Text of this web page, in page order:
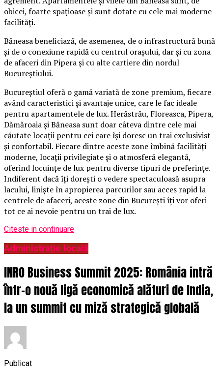
obicei, foarte spațioase și sunt dotate cu cele mai moderne
facilități.
Băneasa beneficiază, de asemenea, de o infrastructură bună
și de o conexiune rapidă cu centrul orașului, dar și cu zona
de afaceri din Pipera și cu alte cartiere din nordul
Bucureștiului.
Bucureștiul oferă o gamă variată de zone premium, fiecare
având caracteristici și avantaje unice, care le fac ideale
pentru apartamentele de lux. Herăstrău, Floreasca, Pipera,
Dămăroaia și Băneasa sunt doar câteva dintre cele mai
căutate locații pentru cei care își doresc un trai exclusivist
și confortabil. Fiecare dintre aceste zone îmbină facilități
moderne, locații privilegiate și o atmosferă elegantă,
oferind locuințe de lux pentru diverse tipuri de preferințe.
Indiferent dacă îți dorești o vedere spectaculoasă asupra
lacului, liniște în apropierea parcurilor sau acces rapid la
centrele de afaceri, aceste zone din București îți vor oferi
tot ce ai nevoie pentru un trai de lux.
Citeste in continuare
Administrație locală
INRO Business Summit 2025: România intră
într-o nouă ligă economică alături de India,
la un summit cu miză strategică globală
Publicat